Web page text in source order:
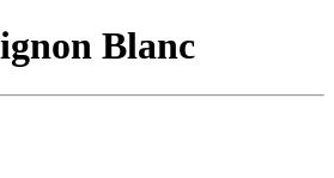
Blanc